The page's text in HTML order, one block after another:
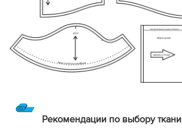
Рекомендации по выбору ткани